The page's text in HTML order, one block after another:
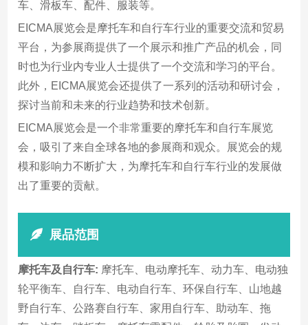
车、滑板车、配件、服装等。
EICMA展览会是摩托车和自行车行业的重要交流和贸易
平台，为参展商提供了一个展示和推广产品的机会，同
时也为行业内专业人士提供了一个交流和学习的平台。
此外，EICMA展览会还提供了一系列的活动和研讨会，
探讨当前和未来的行业趋势和技术创新。
EICMA展览会是一个非常重要的摩托车和自行车展览
会，吸引了来自全球各地的参展商和观众。展览会的规
模和影响力不断扩大，为摩托车和自行车行业的发展做
出了重要的贡献。
展品范围
摩托车及自行车: 摩托车、电动摩托车、动力车、电动独
轮平衡车、自行车、电动自行车、环保自行车、山地越
野自行车、公路赛自行车、家用自行车、助动车、拖